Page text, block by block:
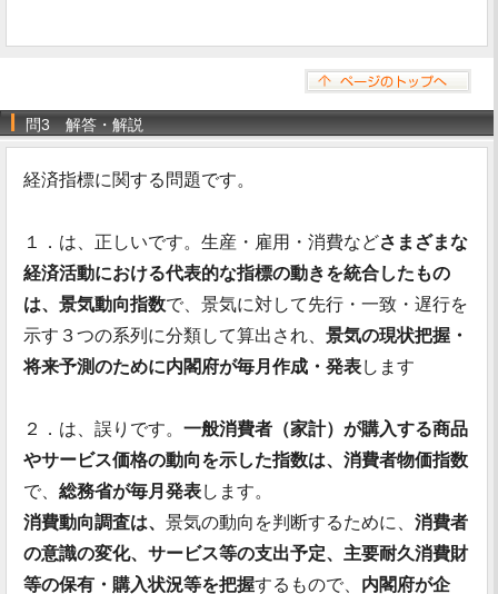
問3 解答・解説
経済指標に関する問題です。
１．は、正しいです。生産・雇用・消費などさまざまな
経済活動における代表的な指標の動きを統合したもの
は、景気動向指数で、景気に対して先行・一致・遅行を
示す３つの系列に分類して算出され、 景気の現状把握・
将来予測のために内閣府が毎月作成・発表します
２．は、誤りです。 一般消費者（家計）が購入する商品
やサービス価格の動向を示した指数は、消費者物価指数
で、 総務省が毎月発表します。
消費動向調査は、 景気の動向を判断するために、 消費者
の意識の変化、サービス等の支出予定、主要耐久消費財
等の保有・購入状況等を把握するもので、 内閣府が企